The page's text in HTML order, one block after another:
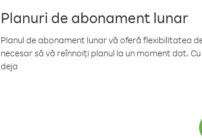
Planuri de abonament lunar
Planul de abonament lunar vă oferă flexibilitatea
necesar să vă reînnoiți planul la un moment dat.
deja